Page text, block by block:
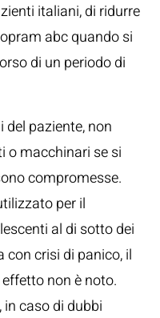
italiani, di ridurre
abc quando si
di un periodo di
paziente, non
o macchinari se si
compromesse.
per il
al di sotto dei
con crisi di panico, il
non è noto.
caso di dubbi